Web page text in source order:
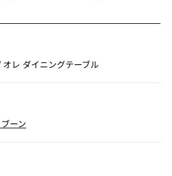
オレ ダイニングテーブル
ーン